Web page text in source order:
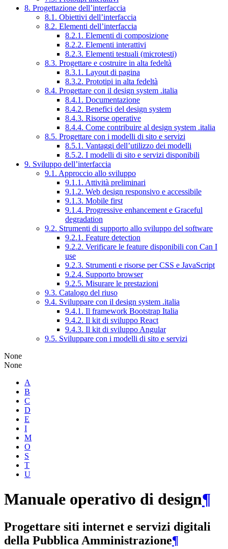
8. Progettazione dell’interfaccia
8.1. Obiettivi dell’interfaccia
8.2. Elementi dell’interfaccia
8.2.1. Elementi di composizione
8.2.2. Elementi interattivi
8.2.3. Elementi testuali (microtesti)
8.3. Progettare e costruire in alta fedeltà
8.3.1. Layout di pagina
8.3.2. Prototipi in alta fedeltà
8.4. Progettare con il design system .italia
8.4.1. Documentazione
8.4.2. Benefici del design system
8.4.3. Risorse operative
8.4.4. Come contribuire al design system .italia
8.5. Progettare con i modelli di sito e servizi
8.5.1. Vantaggi dell’utilizzo dei modelli
8.5.2. I modelli di sito e servizi disponibili
9. Sviluppo dell’interfaccia
9.1. Approccio allo sviluppo
9.1.1. Attività preliminari
9.1.2. Web design responsivo e accessibile
9.1.3. Mobile first
9.1.4. Progressive enhancement e Graceful
degradation
9.2. Strumenti di supporto allo sviluppo del software
9.2.1. Feature detection
9.2.2. Verificare le feature disponibili con Can I
use
9.2.3. Strumenti e risorse per CSS e JavaScript
9.2.4. Supporto browser
9.2.5. Misurare le prestazioni
9.3. Catalogo del riuso
9.4. Sviluppare con il design system .italia
9.4.1. Il framework Bootstrap Italia
9.4.2. Il kit di sviluppo React
9.4.3. Il kit di sviluppo Angular
9.5. Sviluppare con i modelli di sito e servizi
None
None
A
B
C
D
E
I
M
O
S
T
U
Manuale operativo di design¶
Progettare siti internet e servizi digitali
della Pubblica Amministrazione¶